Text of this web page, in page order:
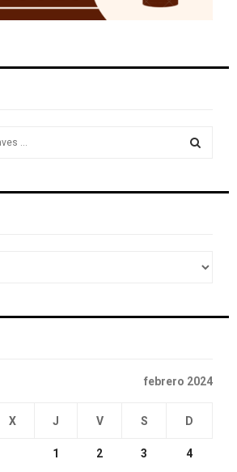
febrero 2024
X J V S D
1 2 3 4